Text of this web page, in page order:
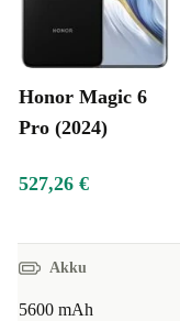
Honor Magic 6
Pro (2024)
527,26 €
Akku
5600 mAh